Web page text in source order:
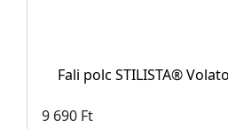
Fali polc STILISTA®
9 690 Ft